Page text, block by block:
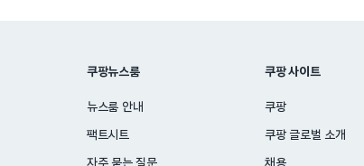
쿠팡뉴스룸
뉴스룸 안내
팩트시트
자주 묻는 질문
쿠팡 사이트
쿠팡
쿠팡 글로벌 소개
채용